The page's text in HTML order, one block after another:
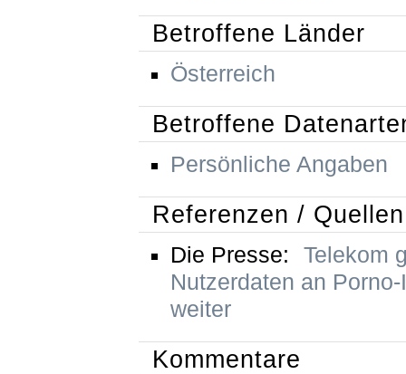
Betroffene Länder
Österreich
Betroffene
Persönliche Angaben
Referenzen / Quellen
Die Presse:
Telekom
Nutzerdaten an
weiter
Kommentare